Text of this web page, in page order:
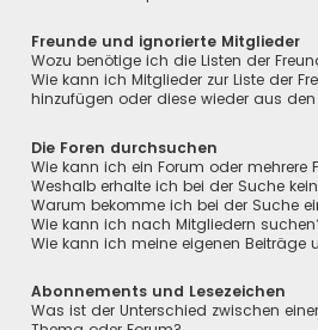
Freunde und ignorierte Mitglieder
Wozu benötige ich die Listen der
Wie kann ich Mitglieder zur Liste der
hinzufügen oder diese wieder aus den
Die Foren durchsuchen
Wie kann ich ein Forum oder mehrere
Weshalb erhalte ich bei der Suche
Warum bekomme ich bei der Suche
Wie kann ich nach Mitgliedern
Wie kann ich meine eigenen Beiträge
Abonnements und Lesezeichen
Was ist der Unterschied zwischen